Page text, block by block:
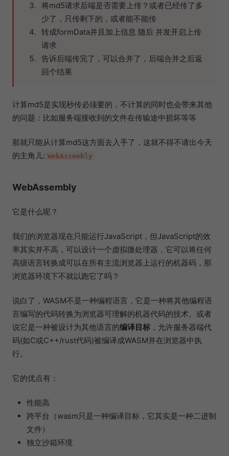
将md5请求后端是否需要上传？或者已经传了多
少了，只传剩下的，或者能不能传
转成formData并且加上信息 随后 并发开启上传
请求
告诉后端传完了，可以合并了，后端合并之后返
回个结果
计算md5是实现秒传必须要的，不计算的同时也会带来其他
的问题：比如服务端接收到的文件在传输途中损坏等等
那就只能从计算md5这方面去入手了，这就不得不请出今天
的主角儿: WebAssembly
WebAssembly
它是什么呢？
我们的浏览器现在只能运行JavaScript，但JavaScript的效
率其实并不高，可以设计一个虚拟微处理器，它可以将任何
高级语言转换成可以在所有主流浏览器上运行的机器码，那
浏览器环境下不就以跑它了吗？
说白了，WASM不是一种编程语言，它是一种将其他编程语
言编写的代码转换为浏览器可理解的机器代码的技术。或者
说它是一种被设计为其他语言的编译目标 ，允许服务器端代
码(如C或C++/rust代码)被编译成WASM并在浏览器中执
行。
它的优点有：
性能高
跨平台（wasm只是一种编译目标，它其实是一种二进制
文件）
独立沙箱环境